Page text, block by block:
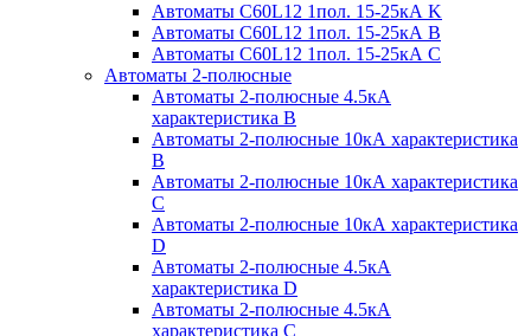
Автоматы С60L12 1пол. 15-25кА K
Автоматы С60L12 1пол. 15-25кА В
Автоматы С60L12 1пол. 15-25кА С
Автоматы 2-полюсные
Автоматы 2-полюсные 4.5кА
характеристика В
Автоматы 2-полюсные 10кА характеристика
B
Автоматы 2-полюсные 10кА характеристика
C
Автоматы 2-полюсные 10кА характеристика
D
Автоматы 2-полюсные 4.5кА
характеристика D
Автоматы 2-полюсные 4.5кА
характеристика С